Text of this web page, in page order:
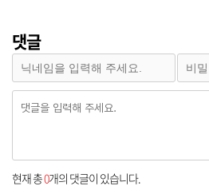
댓글
현재 총0개의 댓글이 있습니다.